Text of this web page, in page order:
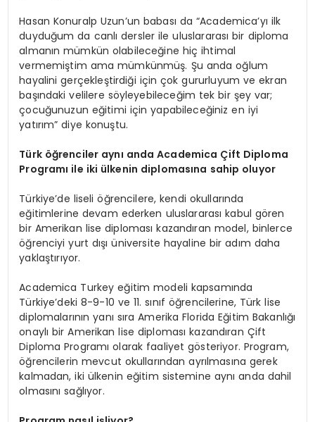
Hasan Konuralp Uzun’un babası da “Academica’yı ilk
duyduğum da canlı dersler ile uluslararası bir diploma
almanın mümkün olabileceğine hiç ihtimal
vermemiştim ama mümkünmüş. Şu anda oğlum
hayalini gerçekleştirdiği için çok gururluyum ve ekran
başındaki velilere söyleyebileceğim tek bir şey var;
çocuğunuzun eğitimi için yapabileceğiniz en iyi
yatırım” diye konuştu.
Türk öğrenciler aynı anda Academica Çift Diploma
Programı ile iki ülkenin diplomasına sahip oluyor
Türkiye’de liseli öğrencilere, kendi okullarında
eğitimlerine devam ederken uluslararası kabul gören
bir Amerikan lise diploması kazandıran model, binlerce
öğrenciyi yurt dışı üniversite hayaline bir adım daha
yaklaştırıyor.
Academica Turkey eğitim modeli kapsamında
Türkiye’deki 8-9-10 ve 11. sınıf öğrencilerine, Türk lise
diplomalarının yanı sıra Amerika Florida Eğitim Bakanlığı
onaylı bir Amerikan lise diploması kazandıran Çift
Diploma Programı olarak faaliyet gösteriyor. Program,
öğrencilerin mevcut okullarından ayrılmasına gerek
kalmadan, iki ülkenin eğitim sistemine aynı anda dahil
olmasını sağlıyor.